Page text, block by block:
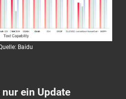
Baidu
ein Update